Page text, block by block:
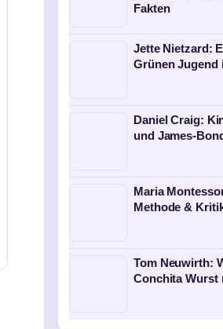
Fakten
Jette Nietzard:
Grünen Jugend
Daniel Craig:
und James-
Maria
Methode &
Tom Neuwirth:
Conchita Wurst